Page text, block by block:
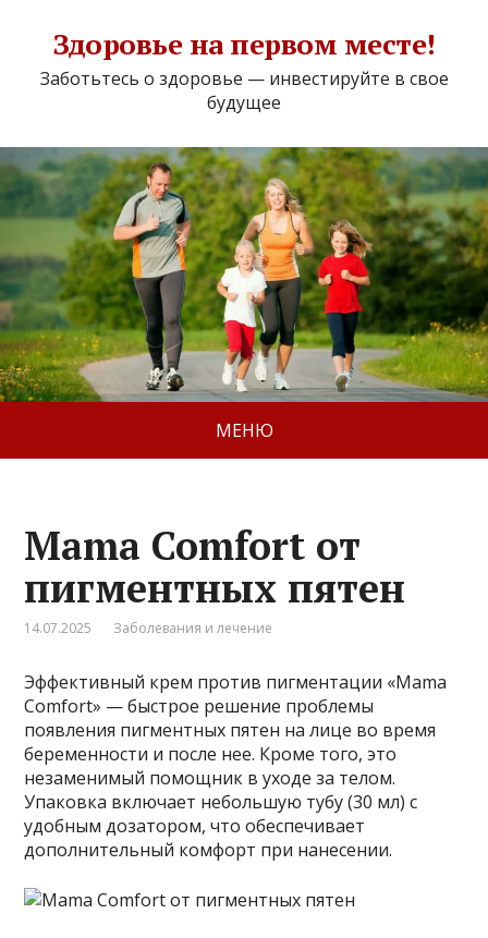
Здоровье на первом месте!
Заботьтесь о здоровье — инвестируйте в свое
будущее
МЕНЮ
Mama Comfort от
пигментных пятен
14.07.2025 Заболевания и лечение
Эффективный крем против пигментации «Mama
Comfort» — быстрое решение проблемы
появления пигментных пятен на лице во время
беременности и после нее. Кроме того, это
незаменимый помощник в уходе за телом.
Упаковка включает небольшую тубу (30 мл) с
удобным дозатором, что обеспечивает
дополнительный комфорт при нанесении.